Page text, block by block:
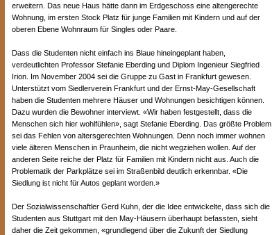
erweitern. Das neue Haus hätte dann im Erdgeschoss eine altengerechte
Wohnung, im ersten Stock Platz für junge Familien mit Kindern und auf der
oberen Ebene Wohnraum für Singles oder Paare.
Dass die Studenten nicht einfach ins Blaue hineingeplant haben,
verdeutlichten Professor Stefanie Eberding und Diplom Ingenieur Siegfried
Irion. Im November 2004 sei die Gruppe zu Gast in Frankfurt gewesen.
Unterstützt vom Siedlerverein Frankfurt und der Ernst-May-Gesellschaft
haben die Studenten mehrere Häuser und Wohnungen besichtigen können.
Dazu wurden die Bewohner interviewt. «Wir haben festgestellt, dass die
Menschen sich hier wohlfühlen», sagt Stefanie Eberding. Das größte Problem
sei das Fehlen von altersgerechten Wohnungen. Denn noch immer wohnen
viele älteren Menschen in Praunheim, die nicht wegziehen wollen. Auf der
anderen Seite reiche der Platz für Familien mit Kindern nicht aus. Auch die
Problematik der Parkplätze sei im Straßenbild deutlich erkennbar. «Die
Siedlung ist nicht für Autos geplant worden.»
Der Sozialwissenschaftler Gerd Kuhn, der die Idee entwickelte, dass sich die
Studenten aus Stuttgart mit den May-Häusern überhaupt befassten, sieht
daher die Zeit gekommen, «grundlegend über die Zukunft der Siedlung